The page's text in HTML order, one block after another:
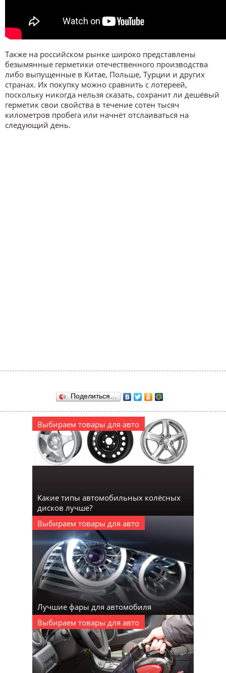
Также на российском рынке широко представлены
безымянные герметики отечественного производства
либо выпущенные в Китае, Польше, Турции и других
странах. Их покупку можно сравнить с лотереей,
поскольку никогда нельзя сказать, сохранит ли дешёвый
герметик свои свойства в течение сотен тысяч
километров пробега или начнёт отслаиваться на
следующий день.
Поделиться…
Выбираем товары для авто
Какие типы автомобильных колёсных
дисков лучше?
Выбираем товары для авто
Лучшие фары для автомобиля
Выбираем товары для авто